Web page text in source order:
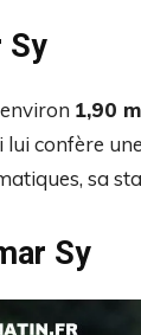
Sy
1,90
confère
sa
Sy